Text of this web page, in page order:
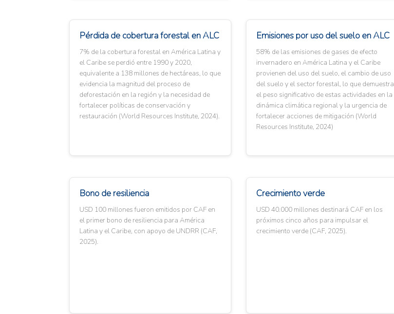
Pérdida de cobertura forestal en ALC
7% de la cobertura forestal en América Latina y
el Caribe se perdió entre 1990 y 2020,
equivalente a 138 millones de hectáreas, lo que
evidencia la magnitud del proceso de
deforestación en la región y la necesidad de
fortalecer políticas de conservación y
restauración (World Resources Institute, 2024).
Emisiones por uso del suelo en ALC
58% de las emisiones de gases de efecto
invernadero en América Latina y el Caribe
provienen del uso del suelo, el cambio de uso
del suelo y el sector forestal, lo que demuestra
el peso significativo de estas actividades en la
dinámica climática regional y la urgencia de
fortalecer acciones de mitigación (World
Resources Institute, 2024)
Bono de resiliencia
USD 100 millones fueron emitidos por CAF en
el primer bono de resiliencia para América
Latina y el Caribe, con apoyo de UNDRR (CAF,
2025).
Crecimiento verde
USD 40.000 millones destinará CAF en los
próximos cinco años para impulsar el
crecimiento verde (CAF, 2025).